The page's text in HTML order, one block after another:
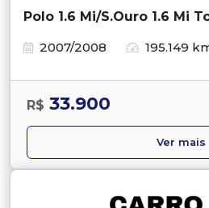
Polo 1.6 Mi/S.Ouro 1.6 Mi
2007/2008
195.149
R$ 33.900
Ver mais